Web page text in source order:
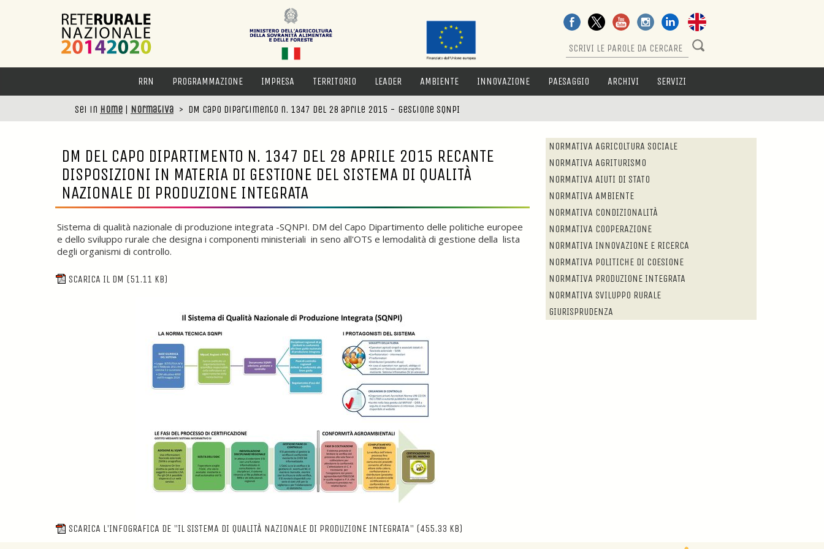
RRN PROGRAMMAZIONE IMPRESA TERRITORIO LEADER AMBIENTE INNOVAZIONE PAESAGGIO ARCHIVI SERVIZI
Sei in Home | Normativa > DM Capo Dipartimento n. 1347 del 28 aprile 2015 - gestione SQNPI
DM DEL CAPO DIPARTIMENTO N. 1347 DEL 28 APRILE 2015 RECANTE
DISPOSIZIONI IN MATERIA DI GESTIONE DEL SISTEMA DI QUALITÀ
NAZIONALE DI PRODUZIONE INTEGRATA
Sistema di qualità nazionale di produzione integrata -SQNPI. DM del Capo Dipartimento delle politiche europee
e dello sviluppo rurale che designa i componenti ministeriali in seno all'OTS e lemodalità di gestione della lista
degli organismi di controllo.
SCARICA IL DM (51.11 KB)
SCARICA L'INFOGRAFICA DE "IL SISTEMA DI QUALITÀ NAZIONALE DI PRODUZIONE INTEGRATA" (455.33 KB)
NORMATIVA AGRICOLTURA SOCIALE
NORMATIVA AGRITURISMO
NORMATIVA AIUTI DI STATO
NORMATIVA AMBIENTE
NORMATIVA CONDIZIONALITÀ
NORMATIVA COOPERAZIONE
NORMATIVA INNOVAZIONE E RICERCA
NORMATIVA POLITICHE DI COESIONE
NORMATIVA PRODUZIONE INTEGRATA
NORMATIVA SVILUPPO RURALE
GIURISPRUDENZA